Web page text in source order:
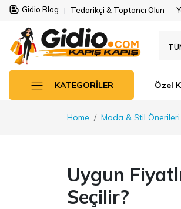
Gidio Blog Tedarikçi & Toptancı Olun
KATEGORILER Özel
Home Moda & Stil Önerileri
Uygun
Seçilir?